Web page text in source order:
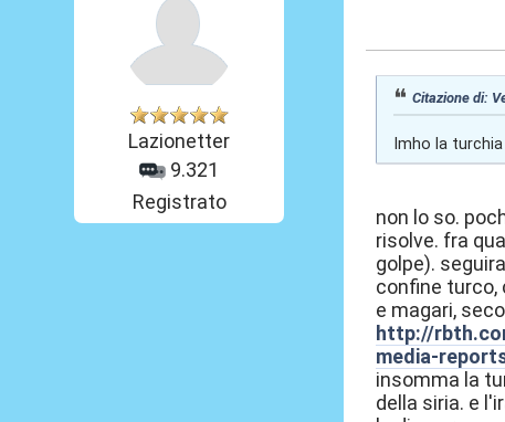
Lazionetter
9.321
Registrato
Citazione di:
Imho la
non lo so.
risolve. fra
golpe).
confine turco,
e magari,
http://
media-
insomma la
della siria. e